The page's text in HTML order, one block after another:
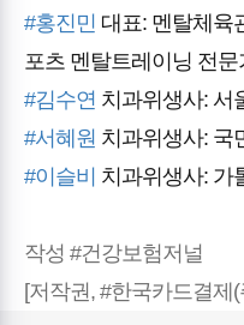
교육명: ESG 시대, 사회가치조직
생사 리더십 ** 갤럽 강점 진단을
성과 영향력을 갖춘 리더로, 변화
의 입니다! ** 일시: 2025년 8월 30
시간 강사: 홍진민 대표 (김수연 총
사, 이슬비 선임 치과위생사) 장소
미나실 (이프라자빌딩) / 1호선 서
#홍진민 대표: 멘탈체육
포츠 멘탈트레이닝 전문
#김수연 치과위생사: 서
#서혜원 치과위생사: 국
#이슬비 치과위생사: 가
작성 #건강보험저널
[저작권, #한국카드결제